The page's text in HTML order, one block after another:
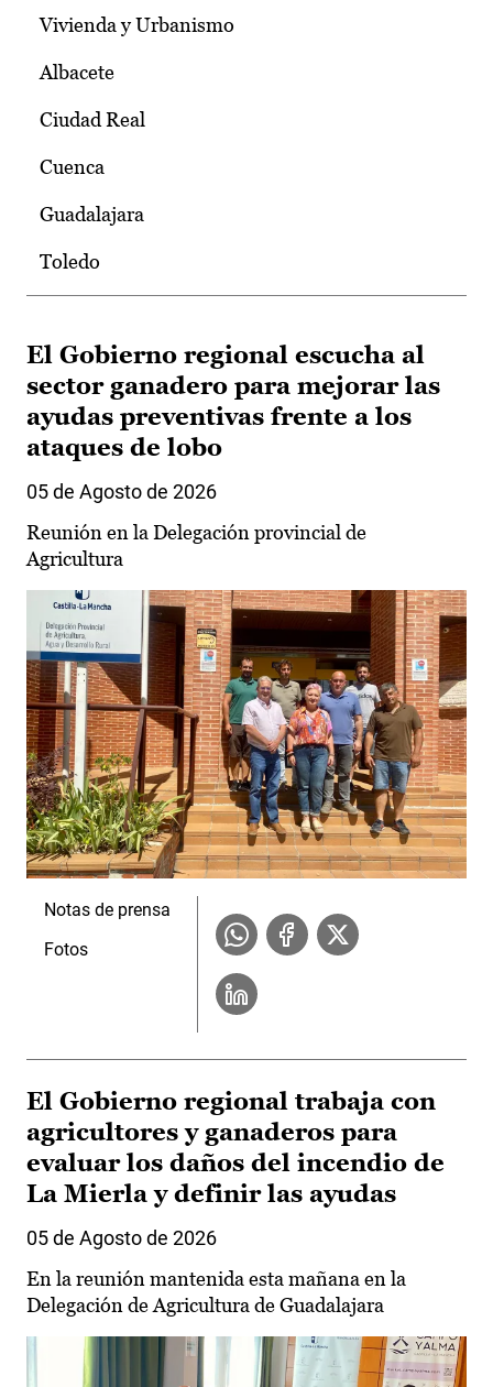
Vivienda y Urbanismo
Albacete
Ciudad Real
Cuenca
Guadalajara
Toledo
El Gobierno regional escucha al
sector ganadero para mejorar las
ayudas preventivas frente a los
ataques de lobo
05 de Agosto de 2026
Reunión en la Delegación provincial de
Agricultura
Notas de prensa
Fotos
El Gobierno regional trabaja con
agricultores y ganaderos para
evaluar los daños del incendio de
La Mierla y definir las ayudas
05 de Agosto de 2026
En la reunión mantenida esta mañana en la
Delegación de Agricultura de Guadalajara